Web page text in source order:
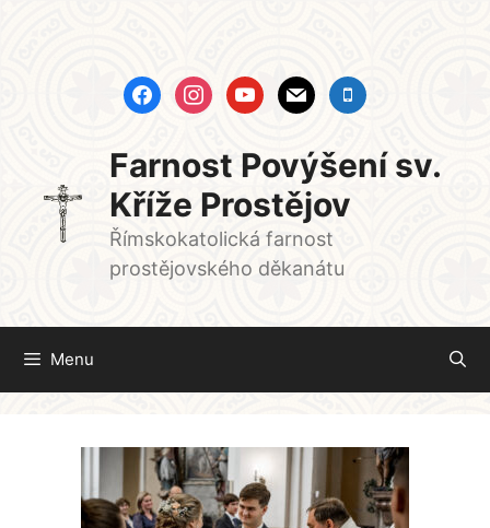
facebookinstagramyoutubemail mobile
Farnost Povýšení sv.
Kříže Prostějov
Římskokatolická farnost
prostějovského děkanátu
Menu